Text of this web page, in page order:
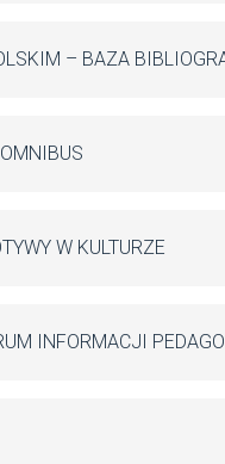
– BAZA
W KULTURZE
INFORMACJI